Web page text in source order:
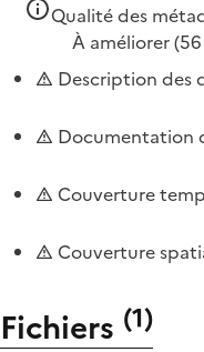
Qualité des
À améliorer
Description des
Documentation
Couverture
Couverture
Fichiers (1)